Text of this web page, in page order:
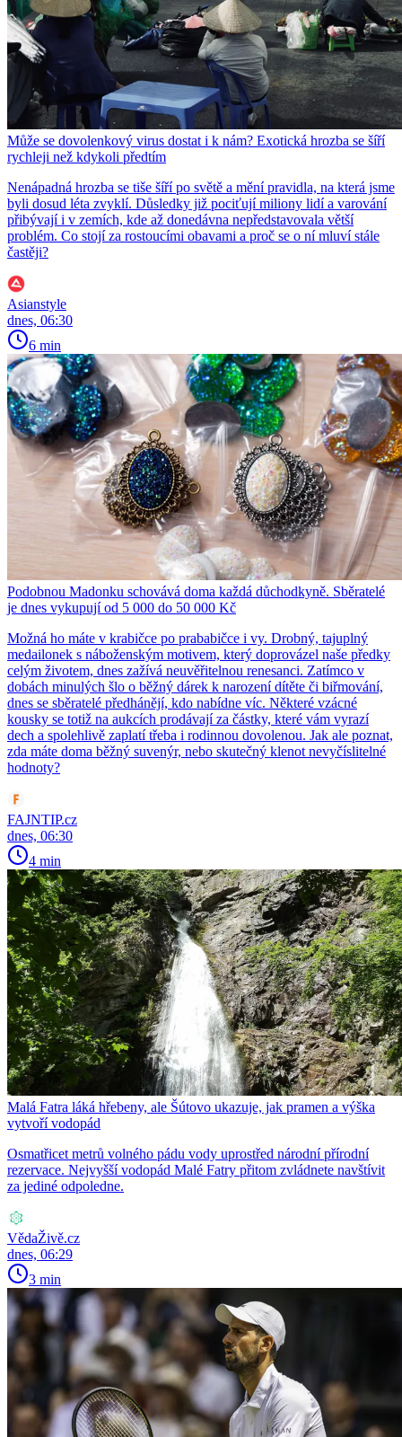
Může se dovolenkový virus dostat i k nám? Exotická hrozba se šíří
rychleji než kdykoli předtím
Nenápadná hrozba se tiše šíří po světě a mění pravidla, na která jsme
byli dosud léta zvyklí. Důsledky již pociťují miliony lidí a varování
přibývají i v zemích, kde až donedávna nepředstavovala větší
problém. Co stojí za rostoucími obavami a proč se o ní mluví stále
častěji?
Asianstyle
dnes, 06:30
6 min
Podobnou Madonku schovává doma každá důchodkyně. Sběratelé
je dnes vykupují od 5 000 do 50 000 Kč
Možná ho máte v krabičce po prababičce i vy. Drobný, tajuplný
medailonek s náboženským motivem, který doprovázel naše předky
celým životem, dnes zažívá neuvěřitelnou renesanci. Zatímco v
dobách minulých šlo o běžný dárek k narození dítěte či biřmování,
dnes se sběratelé předhánějí, kdo nabídne víc. Některé vzácné
kousky se totiž na aukcích prodávají za částky, které vám vyrazí
dech a spolehlivě zaplatí třeba i rodinnou dovolenou. Jak ale poznat,
zda máte doma běžný suvenýr, nebo skutečný klenot nevyčíslitelné
hodnoty?
FAJNTIP.cz
dnes, 06:30
4 min
Malá Fatra láká hřebeny, ale Šútovo ukazuje, jak pramen a výška
vytvoří vodopád
Osmatřicet metrů volného pádu vody uprostřed národní přírodní
rezervace. Nejvyšší vodopád Malé Fatry přitom zvládnete navštívit
za jediné odpoledne.
VědaŽivě.cz
dnes, 06:29
3 min